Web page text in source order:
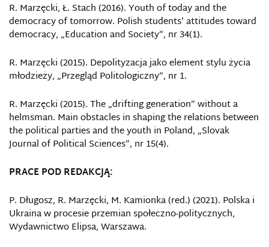
R. Marzęcki, Ł. Stach (2016). Youth of today and the
democracy of tomorrow. Polish students’ attitudes toward
democracy, „Education and Society”, nr 34(1).
R. Marzęcki (2015). Depolityzacja jako element stylu życia
młodzieży, „Przegląd Politologiczny”, nr 1.
R. Marzęcki (2015). The „drifting generation” without a
helmsman. Main obstacles in shaping the relations between
the political parties and the youth in Poland, „Slovak
Journal of Political Sciences”, nr 15(4).
PRACE POD REDAKCJĄ:
P. Długosz, R. Marzęcki, M. Kamionka (red.) (2021). Polska i
Ukraina w procesie przemian społeczno-politycznych,
Wydawnictwo Elipsa, Warszawa.